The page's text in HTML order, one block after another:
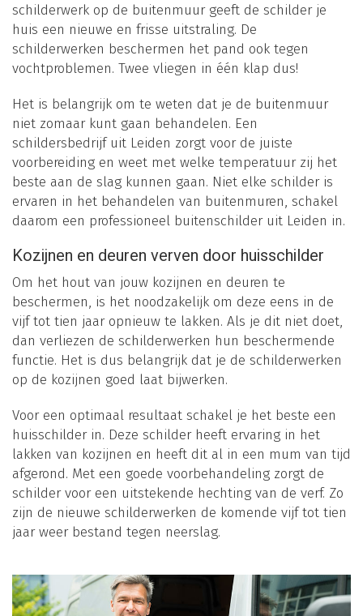
schilderwerk op de buitenmuur geeft de schilder je
huis een nieuwe en frisse uitstraling. De
schilderwerken beschermen het pand ook tegen
vochtproblemen. Twee vliegen in één klap dus!
Het is belangrijk om te weten dat je de buitenmuur
niet zomaar kunt gaan behandelen. Een
schildersbedrijf uit Leiden zorgt voor de juiste
voorbereiding en weet met welke temperatuur zij het
beste aan de slag kunnen gaan. Niet elke schilder is
ervaren in het behandelen van buitenmuren, schakel
daarom een professioneel buitenschilder uit Leiden in.
Kozijnen en deuren verven door huisschilder
Om het hout van jouw kozijnen en deuren te
beschermen, is het noodzakelijk om deze eens in de
vijf tot tien jaar opnieuw te lakken. Als je dit niet doet,
dan verliezen de schilderwerken hun beschermende
functie. Het is dus belangrijk dat je de schilderwerken
op de kozijnen goed laat bijwerken.
Voor een optimaal resultaat schakel je het beste een
huisschilder in. Deze schilder heeft ervaring in het
lakken van kozijnen en heeft dit al in een mum van tijd
afgerond. Met een goede voorbehandeling zorgt de
schilder voor een uitstekende hechting van de verf. Zo
zijn de nieuwe schilderwerken de komende vijf tot tien
jaar weer bestand tegen neerslag.